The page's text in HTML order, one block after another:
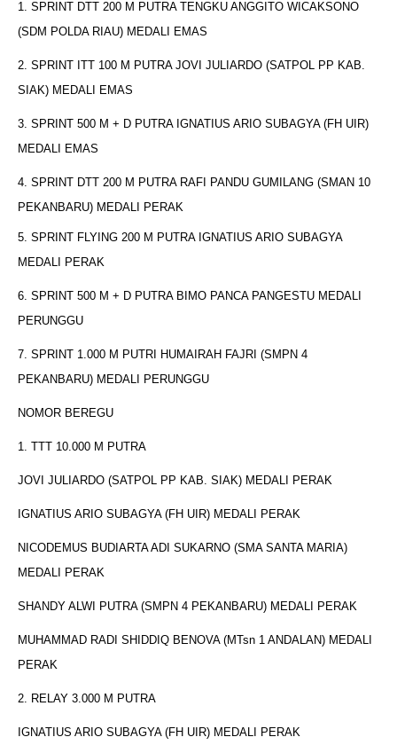
1. SPRINT DTT 200 M PUTRA TENGKU ANGGITO WICAKSONO
(SDM POLDA RIAU) MEDALI EMAS
2. SPRINT ITT 100 M PUTRA JOVI JULIARDO (SATPOL PP KAB.
SIAK) MEDALI EMAS
3. SPRINT 500 M + D PUTRA IGNATIUS ARIO SUBAGYA (FH UIR)
MEDALI EMAS
4. SPRINT DTT 200 M PUTRA RAFI PANDU GUMILANG (SMAN 10
PEKANBARU) MEDALI PERAK
5. SPRINT FLYING 200 M PUTRA IGNATIUS ARIO SUBAGYA
MEDALI PERAK
6. SPRINT 500 M + D PUTRA BIMO PANCA PANGESTU MEDALI
PERUNGGU
7. SPRINT 1.000 M PUTRI HUMAIRAH FAJRI (SMPN 4
PEKANBARU) MEDALI PERUNGGU
NOMOR BEREGU
1. TTT 10.000 M PUTRA
JOVI JULIARDO (SATPOL PP KAB. SIAK) MEDALI PERAK
IGNATIUS ARIO SUBAGYA (FH UIR) MEDALI PERAK
NICODEMUS BUDIARTA ADI SUKARNO (SMA SANTA MARIA)
MEDALI PERAK
SHANDY ALWI PUTRA (SMPN 4 PEKANBARU) MEDALI PERAK
MUHAMMAD RADI SHIDDIQ BENOVA (MTsn 1 ANDALAN) MEDALI
PERAK
2. RELAY 3.000 M PUTRA
IGNATIUS ARIO SUBAGYA (FH UIR) MEDALI PERAK